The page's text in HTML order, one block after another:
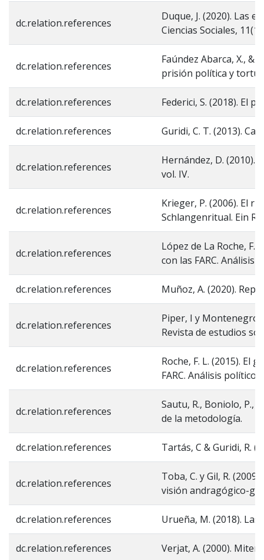
dc.relation.references
Duque, J. (2020). Las
Ciencias Sociales,
dc.relation.references
Faúndez Abarca, X.,
prisión política y
dc.relation.references Federici, S. (2018). El
dc.relation.references Guridi, C. T. (2013).
dc.relation.references
Hernández, D. (2010).
vol. IV.
dc.relation.references
Krieger, P. (2006). El
Schlangenritual. Ein
dc.relation.references
López de La Roche,
con las FARC. Análisis
dc.relation.references Muñoz, A. (2020).
dc.relation.references
Piper, I y Montenegro,
Revista de estudios
dc.relation.references
Roche, F. L. (2015). El
FARC. Análisis político
dc.relation.references
Sautu, R., Boniolo, P.,
de la metodología.
dc.relation.references Tartás, C & Guridi, R.
dc.relation.references
Toba, C. y Gil, R.
visión andragógico-
dc.relation.references Urueña, M. (2018).
dc.relation.references Verjat, A. (2000).